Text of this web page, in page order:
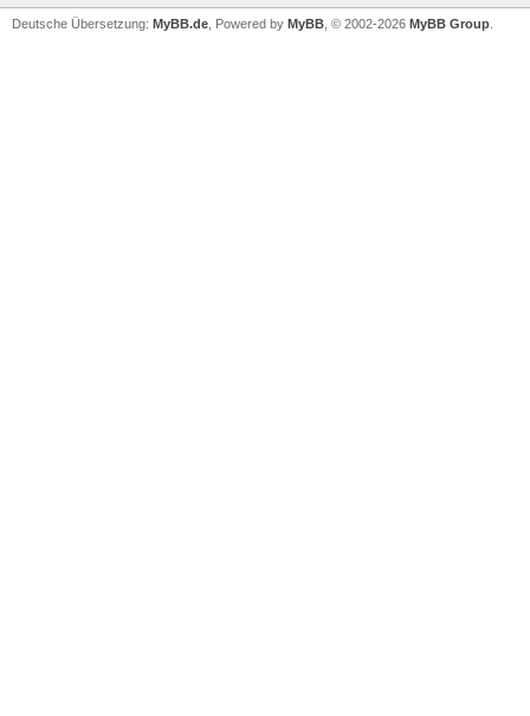
Deutsche Übersetzung: MyBB.de , Powered by MyBB , © 2002-2026 MyBB Group